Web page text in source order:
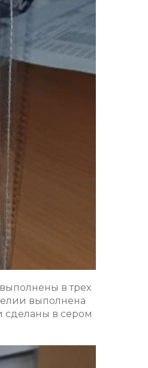
в трех
выполнена
сделаны в сером